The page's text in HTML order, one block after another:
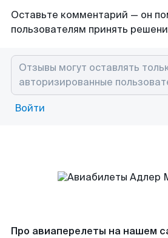
Оставьте комментарий — он
пользователям принять
Войти
Про авиаперелеты на нашем